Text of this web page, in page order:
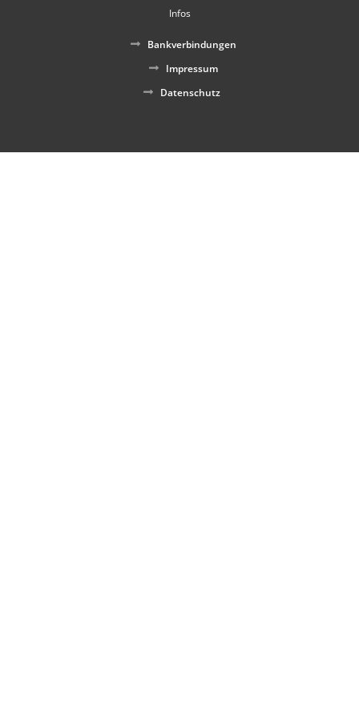
Infos
Bankverbindungen
Impressum
Datenschutz